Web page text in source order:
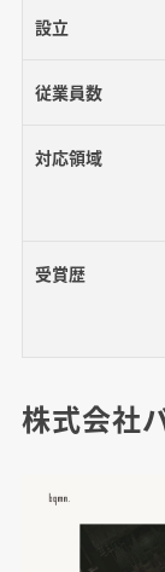
設立
従業員数
対応領域
受賞歴
株式会社